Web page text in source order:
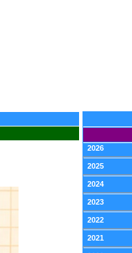
2026
2025
2024
2023
2022
2021